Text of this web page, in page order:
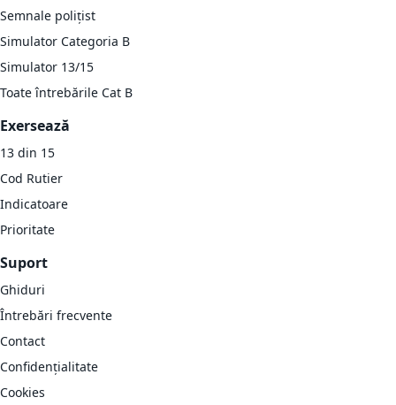
Semnale polițist
Simulator Categoria B
Simulator 13/15
Toate întrebările Cat B
Exersează
13 din 15
Cod Rutier
Indicatoare
Prioritate
Suport
Ghiduri
Întrebări frecvente
Contact
Confidențialitate
Cookies